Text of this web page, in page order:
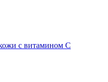
с витамином С